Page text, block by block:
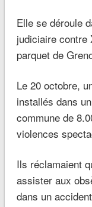
Elle se déroule
judiciaire contre
parquet de
Le 20 octobre,
installés dans
commune de
violences
Ils réclamaient
assister aux
dans un